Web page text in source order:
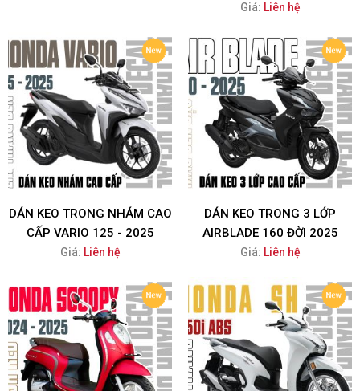
Giá: Liên hệ
DÁN KEO TRONG NHÁM CAO
CẤP VARIO 125 - 2025
Giá: Liên hệ
DÁN KEO TRONG 3 LỚP
AIRBLADE 160 ĐỜI 2025
Giá: Liên hệ